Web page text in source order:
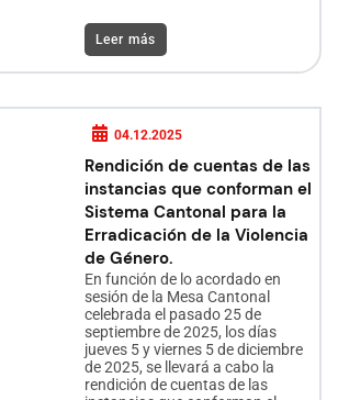
Leer más
04.12.2025
Rendición de cuentas de las
instancias que conforman el
Sistema Cantonal para la
Erradicación de la Violencia
de Género.
En función de lo acordado en
sesión de la Mesa Cantonal
celebrada el pasado 25 de
septiembre de 2025, los días
jueves 5 y viernes 5 de diciembre
de 2025, se llevará a cabo la
rendición de cuentas de las